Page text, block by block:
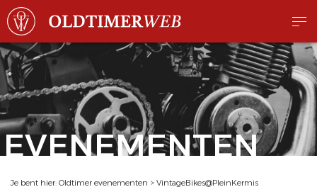
EVENEMENTEN
Je bent hier: Oldtimer evenementen > VintageBikes@PleinKermis